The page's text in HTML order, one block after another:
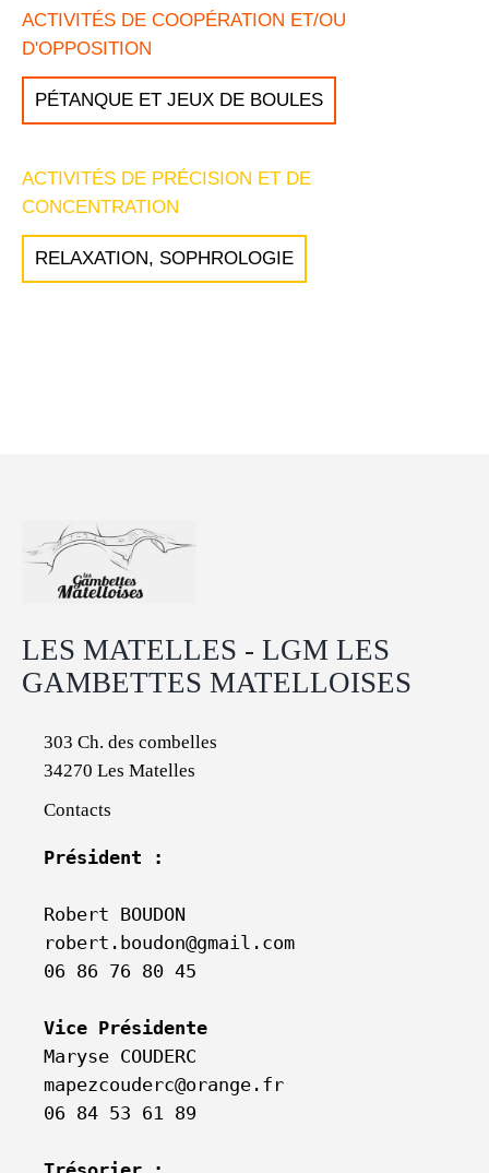
ACTIVITÉS DE COOPÉRATION ET/OU
D'OPPOSITION
PÉTANQUE ET JEUX DE BOULES
ACTIVITÉS DE PRÉCISION ET DE
CONCENTRATION
RELAXATION, SOPHROLOGIE
LES MATELLES - LGM LES
GAMBETTES MATELLOISES
303 Ch. des combelles
34270 Les Matelles
Contacts
Président :
Robert BOUDON
robert.boudon@gmail.com
06 86 76 80 45
Vice Présidente
Maryse COUDERC
mapezcouderc@orange.fr
06 84 53 61 89